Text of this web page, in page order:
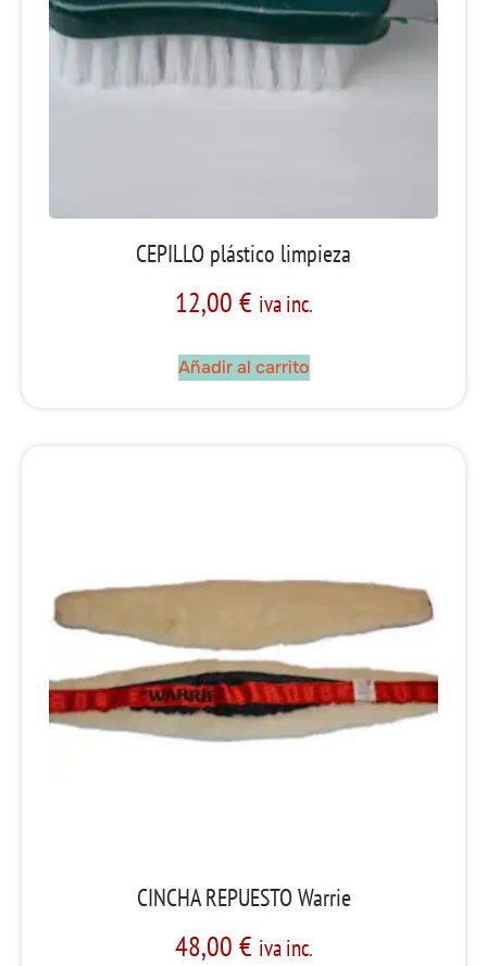
CEPILLO plástico limpieza
12,00 € iva inc.
Añadir al carrito
CINCHA REPUESTO Warrie
48,00 € iva inc.